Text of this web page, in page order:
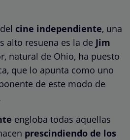
cine independiente, una
alto resuena es la de Jim
natural de Ohio, ha puesto
que lo apunta como uno
de este modo de
engloba todas aquellas
prescindiendo de los